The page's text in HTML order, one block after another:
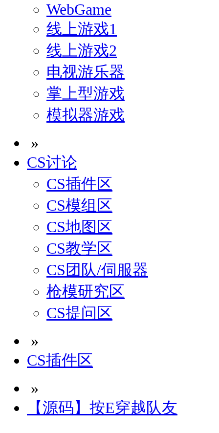
WebGame
线上游戏1
线上游戏2
电视游乐器
掌上型游戏
模拟器游戏
»
CS讨论
CS插件区
CS模组区
CS地图区
CS教学区
CS团队/伺服器
枪模研究区
CS提问区
»
CS插件区
»
【源码】按E穿越队友